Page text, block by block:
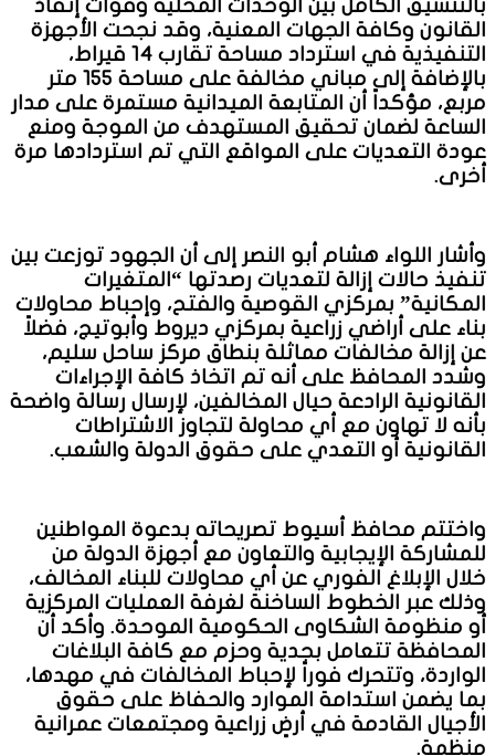
بالتنسيق الكامل بين الوحدات المحلية وقوات إنفاذ
القانون وكافة الجهات المعنية، وقد نجحت الأجهزة
التنفيذية في استرداد مساحة تقارب 14 قيراط،
بالإضافة إلى مباني مخالفة على مساحة 155 متر
مربع، مؤكداً أن المتابعة الميدانية مستمرة على مدار
الساعة لضمان تحقيق المستهدف من الموجة ومنع
عودة التعديات على المواقع التي تم استردادها مرة
أخرى.
وأشار اللواء هشام أبو النصر إلى أن الجهود توزعت بين
تنفيذ حالات إزالة لتعديات رصدتها “المتغيرات
المكانية” بمركزي القوصية والفتح، وإحباط محاولات
بناء على أراضي زراعية بمركزي ديروط وأبوتيج، فضلاً
عن إزالة مخالفات مماثلة بنطاق مركز ساحل سليم،
وشدد المحافظ على أنه تم اتخاذ كافة الإجراءات
القانونية الرادعة حيال المخالفين، لإرسال رسالة واضحة
بأنه لا تهاون مع أي محاولة لتجاوز الاشتراطات
القانونية أو التعدي على حقوق الدولة والشعب.
واختتم محافظ أسيوط تصريحاته بدعوة المواطنين
للمشاركة الإيجابية والتعاون مع أجهزة الدولة من
خلال الإبلاغ الفوري عن أي محاولات للبناء المخالف،
وذلك عبر الخطوط الساخنة لغرفة العمليات المركزية
أو منظومة الشكاوى الحكومية الموحدة. وأكد أن
المحافظة تتعامل بجدية وحزم مع كافة البلاغات
الواردة، وتتحرك فوراً لإحباط المخالفات في مهدها،
بما يضمن استدامة الموارد والحفاظ على حقوق
الأجيال القادمة في أرضٍ زراعية ومجتمعات عمرانية
منظمة.